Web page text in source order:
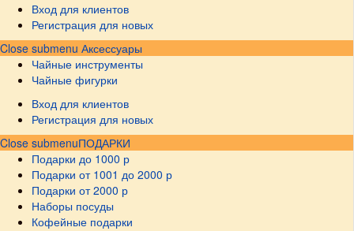
Вход для клиентов
Регистрация для новых
Close submenu Аксессуары
Чайные инструменты
Чайные фигурки
Вход для клиентов
Регистрация для новых
Close submenuПОДАРКИ
Подарки до 1000 р
Подарки от 1001 до 2000 р
Подарки от 2000 р
Наборы посуды
Кофейные подарки